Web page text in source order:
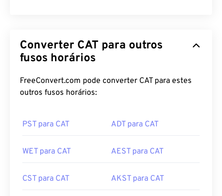
Converter CAT para outros
fusos horários
FreeConvert.com pode converter CAT para estes
outros fusos horários:
PST para CAT ADT para CAT
WET para CAT AEST para CAT
CST para CAT AKST para CAT